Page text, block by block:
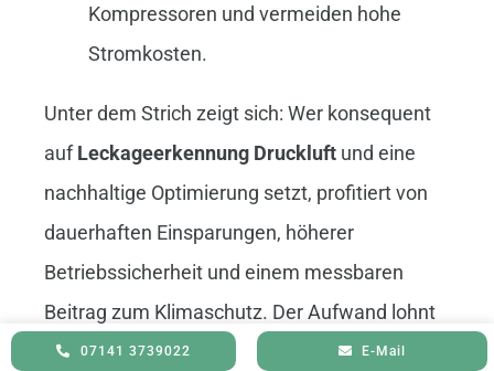
Kompressoren und vermeiden hohe
Stromkosten.
Unter dem Strich zeigt sich: Wer konsequent
aufLeckageerkennung Druckluftund eine
nachhaltige Optimierung setzt, profitiert von
dauerhaften Einsparungen, höherer
Betriebssicherheit und einem messbaren
Beitrag zum Klimaschutz. Der Aufwand lohnt
sich – nicht nur für das eigene Unternehmen,
07141 3739022 E-Mail